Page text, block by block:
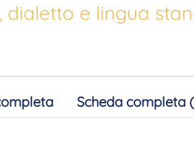
dialetto e lingua
Scheda completa